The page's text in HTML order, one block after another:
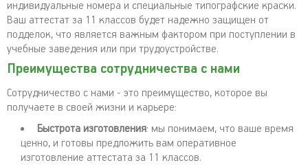
индивидуальные номера и специальные типографские краски.
Ваш аттестат за 11 классов будет надежно защищен от
подделок, что является важным фактором при поступлении в
учебные заведения или при трудоустройстве.
Преимущества сотрудничества с нами
Сотрудничество с нами - это преимущество, которое вы
получаете в своей жизни и карьере:
Быстрота изготовления: мы понимаем, что ваше время
ценно, и готовы предложить вам оперативное
изготовление аттестата за 11 классов.